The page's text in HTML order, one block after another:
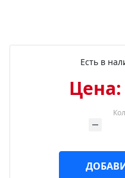
Есть в
Цена: